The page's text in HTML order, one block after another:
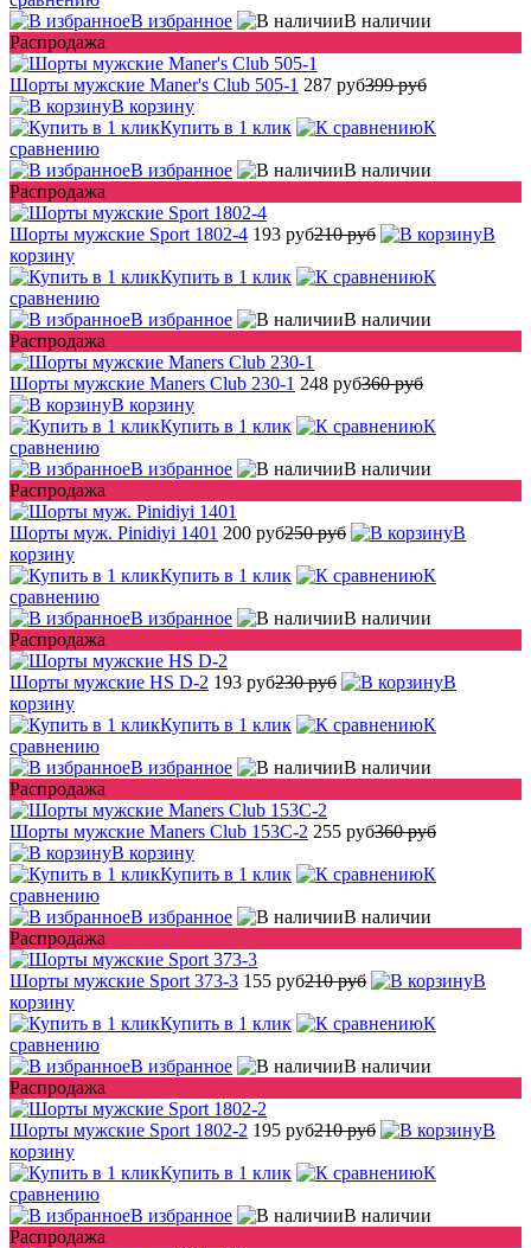
В избранное
В наличии
Распродажа
Шорты мужские Maner's Club 505-1 287 руб399 руб
В корзину
Купить в 1 клик
К
сравнению
В избранное
В наличии
Распродажа
Шорты мужские Sport 1802-4 193 руб210 руб
В
корзину
Купить в 1 клик
К
сравнению
В избранное
В наличии
Распродажа
Шорты мужские Maners Club 230-1 248 руб360 руб
В корзину
Купить в 1 клик
К
сравнению
В избранное
В наличии
Распродажа
Шорты муж. Pinidiyi 1401 200 руб250 руб
В
корзину
Купить в 1 клик
К
сравнению
В избранное
В наличии
Распродажа
Шорты мужские HS D-2 193 руб230 руб
В
корзину
Купить в 1 клик
К
сравнению
В избранное
В наличии
Распродажа
Шорты мужские Maners Club 153C-2 255 руб360 руб
В корзину
Купить в 1 клик
К
сравнению
В избранное
В наличии
Распродажа
Шорты мужские Sport 373-3 155 руб210 руб
В
корзину
Купить в 1 клик
К
сравнению
В избранное
В наличии
Распродажа
Шорты мужские Sport 1802-2 195 руб210 руб
В
корзину
Купить в 1 клик
К
сравнению
В избранное
В наличии
Распродажа